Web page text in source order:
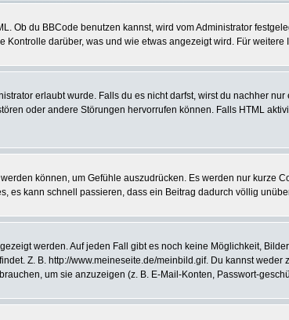
Ob du BBCode benutzen kannst, wird vom Administrator
Kontrolle darüber, was und wie etwas angezeigt wird. Für
erlaubt wurde. Falls du es nicht darfst, wirst du nachher
oder andere Störungen hervorrufen können. Falls HTML
können, um Gefühle auszudrücken. Es werden nur kurze
es kann schnell passieren, dass ein Beitrag dadurch völlig
werden. Auf jeden Fall gibt es noch keine Möglichkeit,
Z. B. http://www.meineseite.de/meinbild.gif. Du kannst
um sie anzuzeigen (z. B. E-Mail-Konten, Passwort-